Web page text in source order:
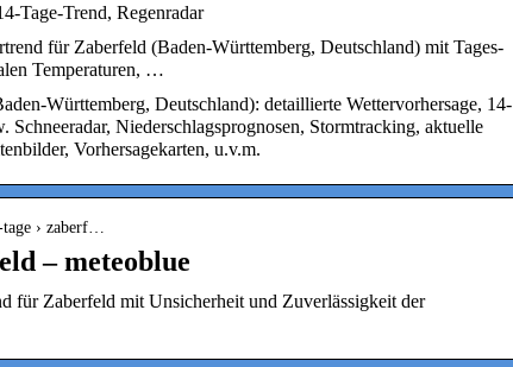
Tage-Trend, Regenradar
für Zaberfeld (Baden-Württemberg, Deutschland) mit Tages-
Temperaturen, …
Württemberg, Deutschland): detaillierte Wettervorhersage, 14-
Schneeradar, Niederschlagsprognosen, Stormtracking, aktuelle
Vorhersagekarten, u.v.m.
› zaberf…
– meteoblue
für Zaberfeld mit Unsicherheit und Zuverlässigkeit der